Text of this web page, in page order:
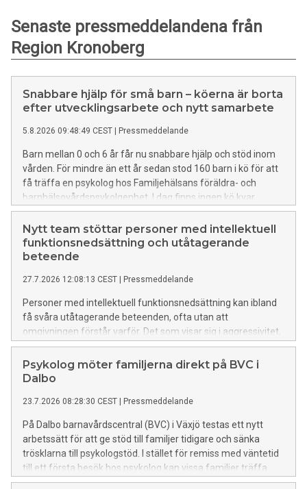
Senaste pressmeddelandena från
Region Kronoberg
Snabbare hjälp för små barn – köerna är borta
efter utvecklingsarbete och nytt samarbete
5.8.2026 09:48:49 CEST Pressmeddelande
Barn mellan 0 och 6 år får nu snabbare hjälp och stöd inom
vården. För mindre än ett år sedan stod 160 barn i kö för att
få träffa en psykolog hos Familjehälsans föräldra- och
barnhälsovårdspsykolgenhet. I dag finns ingen kö kvar.
Nytt team stöttar personer med intellektuell
funktionsnedsättning och utåtagerande
beteende
27.7.2026 12:08:13 CEST Pressmeddelande
Personer med intellektuell funktionsnedsättning kan ibland
få svåra utåtagerande beteenden, ofta utan att
omgivningen förstår varför. Det som visar sig i aggressivitet,
oro eller självskadebeteende kan bero på bakomliggande
orsaker. För att bättre kunna utreda och behandla dessa
patienter har habiliteringen och psykiatrin i Region
Psykolog möter familjerna direkt på BVC i
Dalbo
23.7.2026 08:28:30 CEST Pressmeddelande
På Dalbo barnavårdscentral (BVC) i Växjö testas ett nytt
arbetssätt för att ge stöd till familjer tidigare och sänka
trösklarna till psykologstöd. I stället för remiss med väntetid
till ett första besök hos psykolog kan vissa familjer träffa
psykologen direkt på BVC tillsammans med sin BVC-